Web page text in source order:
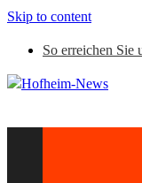
Skip to content
So erreichen Sie